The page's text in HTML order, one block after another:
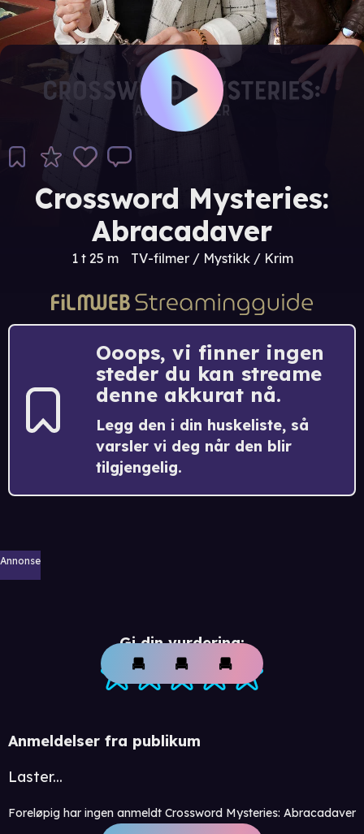
Crossword Mysteries:
Abracadaver
1 t 25 m TV-filmer / Mystikk / Krim
Ooops, vi finner ingen
steder du kan streame
denne akkurat nå.
Legg den i din huskeliste, så
varsler vi deg når den blir
tilgjengelig.
Annonse
Gi din vurdering:
Anmeldelser fra publikum
Laster...
Foreløpig har ingen anmeldt Crossword Mysteries: Abracadaver